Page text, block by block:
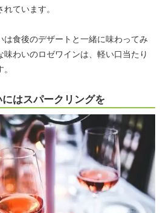
れています。
食後のデザートと一緒に味わってみ
味わいのロゼワインは、軽い口当たり
にはスパークリングを